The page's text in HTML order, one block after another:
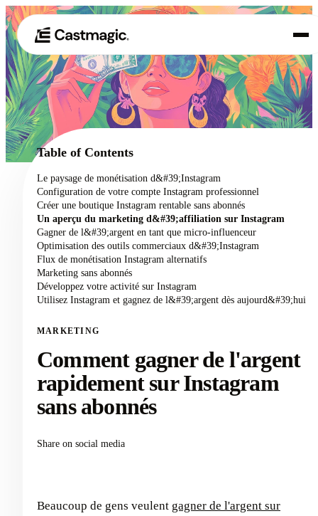
01 Produit
02 Cas d'utilisation
Tarification
À propos de nous
Table of Contents
Le paysage de monétisation d&#39;Instagram
Configuration de votre compte Instagram professionnel
Créer une boutique Instagram rentable sans abonnés
Un aperçu du marketing d&#39;affiliation sur Instagram
Gagner de l&#39;argent en tant que micro-influenceur
Optimisation des outils commerciaux d&#39;Instagram
Flux de monétisation Instagram alternatifs
Marketing sans abonnés
Développez votre activité sur Instagram
Utilisez Instagram et gagnez de l&#39;argent dès aujourd&#39;hui
MARKETING
Comment gagner de l'argent
rapidement sur Instagram
sans abonnés
Share on social media
Beaucoup de gens veulent gagner de l'argent sur